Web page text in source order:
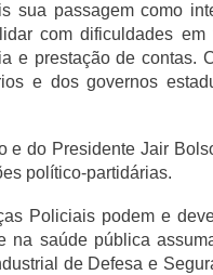
sua passagem como
com dificuldades
e prestação de contas.
e dos governos
e do Presidente Jair
político-partidárias.
Policiais podem e
saúde pública
de Defesa e